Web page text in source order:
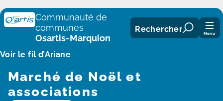
Panneau de gestion des cookies
Communauté de
communes
Osartis-Marquion
Rechercher Menu
Voir le fil d’Ariane
Marché de Noël et
associations